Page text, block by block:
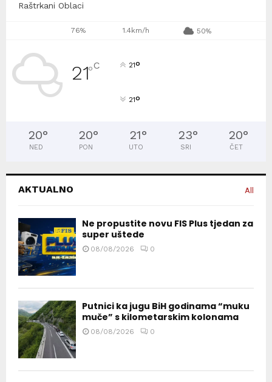
Raštrkani Oblaci
76% 1.4km/h 50%
21°C 21°
21°
20°
NED
20°
PON
21°
UTO
23°
SRI
20°
ČET
AKTUALNO All
Ne propustite novu FIS Plus tjedan za
super uštede
08/08/2026 0
Putnici ka jugu BiH godinama “muku
muče” s kilometarskim kolonama
08/08/2026 0